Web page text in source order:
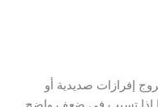
ساعة دون تحسن، أو عند خروج إفرازات صديدية أو